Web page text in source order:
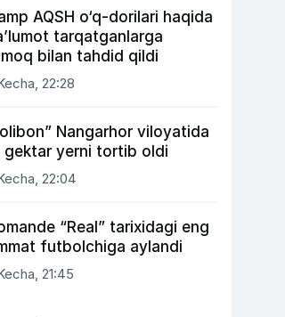
AQSH o‘q-dorilari haqida
tarqatganlarga
bilan tahdid qildi
22:28
Nangarhor viloyatida
gektar yerni tortib oldi
22:04
“Real” tarixidagi eng
futbolchiga aylandi
21:45